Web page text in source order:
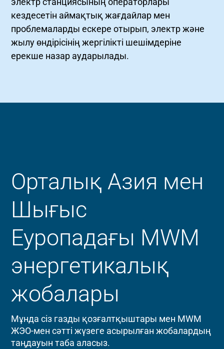
кездесетін аймақтық жағдайлар мен
проблемаларды ескере отырып, электр және
жылу өндірісінің жергілікті шешімдеріне
ерекше назар аударылады.
Орталық Азия мен
Шығыс
Еуропадағы MWM
энергетикалық
жобалары
Мұнда сіз газды қозғалтқыштары мен MWM
ЖЭО-мен сәтті жүзеге асырылған жобалардың
таңдауын таба аласыз.